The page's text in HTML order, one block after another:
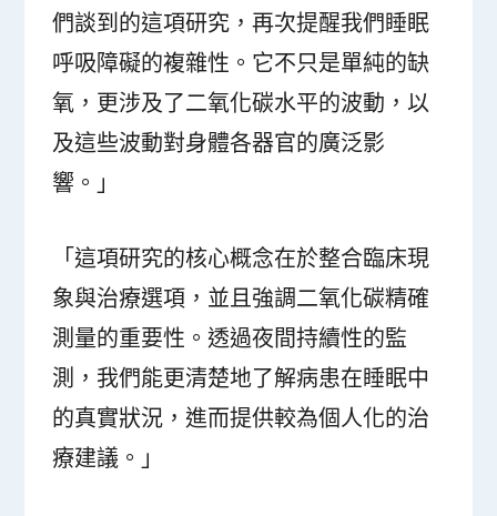
們談到的這項研究，再次提醒我們睡眠
呼吸障礙的複雜性。它不只是單純的缺
氧，更涉及了二氧化碳水平的波動，以
及這些波動對身體各器官的廣泛影
響。」
「這項研究的核心概念在於整合臨床現
象與治療選項，並且強調二氧化碳精確
測量的重要性。透過夜間持續性的監
測，我們能更清楚地了解病患在睡眠中
的真實狀況，進而提供較為個人化的治
療建議。」